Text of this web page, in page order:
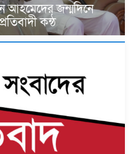
আহমেদের জন্মদিনে
কন্ঠ